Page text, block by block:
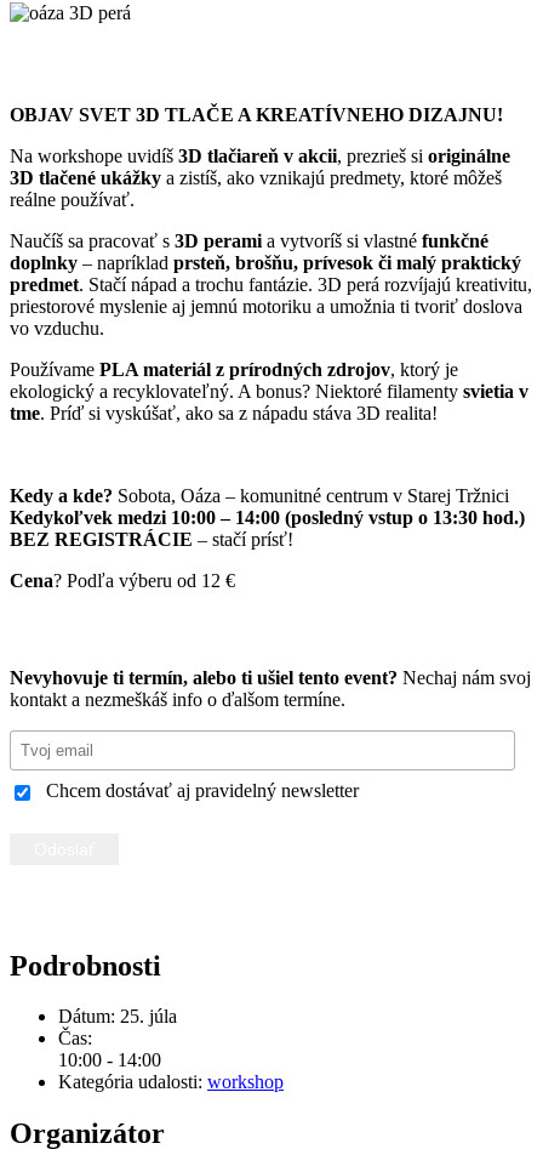
OBJAV SVET 3D TLAČE A KREATÍVNEHO DIZAJNU!
Na workshope uvidíš 3D tlačiareň v akcii, prezrieš si originálne
3D tlačené ukážky a zistíš, ako vznikajú predmety, ktoré môžeš
reálne používať.
Naučíš sa pracovať s 3D perami a vytvoríš si vlastné funkčné
doplnky – napríklad prsteň, brošňu, prívesok či malý praktický
predmet. Stačí nápad a trochu fantázie. 3D perá rozvíjajú kreativitu,
priestorové myslenie aj jemnú motoriku a umožnia ti tvoriť doslova
vo vzduchu.
Používame PLA materiál z prírodných zdrojov, ktorý je
ekologický a recyklovateľný. A bonus? Niektoré filamenty svietia v
tme. Príď si vyskúšať, ako sa z nápadu stáva 3D realita!
Kedy a kde? Sobota, Oáza – komunitné centrum v Starej Tržnici
Kedykoľvek medzi 10:00 – 14:00 (posledný vstup o 13:30 hod.)
BEZ REGISTRÁCIE – stačí prísť!
Cena? Podľa výberu od 12 €
Nevyhovuje ti termín, alebo ti ušiel tento event? Nechaj nám svoj
kontakt a nezmeškáš info o ďalšom termíne.
Chcem dostávať aj pravidelný newsletter
Podrobnosti
Dátum: 25. júla
Čas:
10:00 - 14:00
Kategória udalosti: workshop
Organizátor